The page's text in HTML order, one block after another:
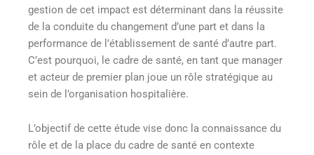
gestion de cet impact est déterminant dans la réussite
de la conduite du changement d’une part et dans la
performance de l’établissement de santé d’autre part.
C’est pourquoi, le cadre de santé, en tant que manager
et acteur de premier plan joue un rôle stratégique au
sein de l’organisation hospitalière.
L’objectif de cette étude vise donc la connaissance du
rôle et de la place du cadre de santé en contexte